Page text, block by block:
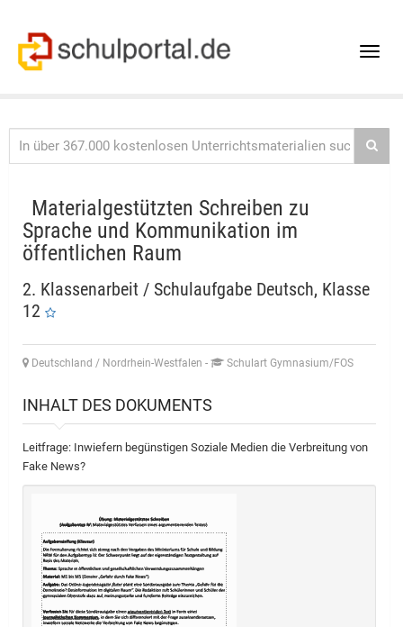
Toggle
Materialgestützten Schreiben zu
Sprache und Kommunikation im
öffentlichen Raum
2. Klassenarbeit / Schulaufgabe Deutsch, Klasse
12
Deutschland / Nordrhein-Westfalen - Schulart Gymnasium/FOS
INHALT DES DOKUMENTS
Leitfrage: Inwiefern begünstigen Soziale Medien die Verbreitung von
Fake News?